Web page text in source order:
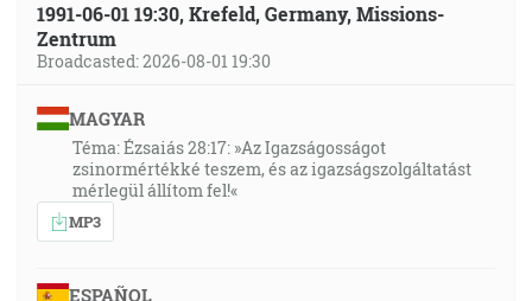
1991-06-01 19:30, Krefeld, Germany, Missions-
Zentrum
Broadcasted: 2026-08-01 19:30
MAGYAR
Téma: Ézsaiás 28:17: »Az Igazságosságot
zsinormértékké teszem, és az igazságszolgáltatást
mérlegül állítom fel!«
MP3
ESPAÑOL